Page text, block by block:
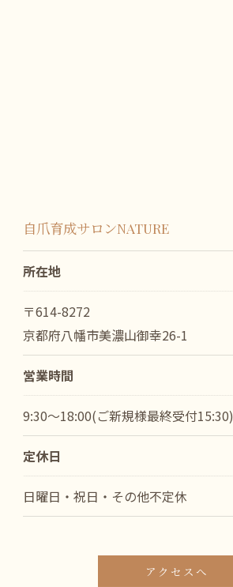
自爪育成サロンNATURE
所在地
〒614-8272
京都府八幡市美濃山御幸26-1
営業時間
9:30～18:00(ご新規様最終受付15:30)
定休日
日曜日・祝日・その他不定休
アクセスへ